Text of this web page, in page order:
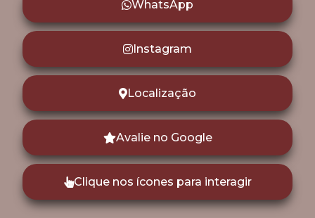
WhatsApp
Instagram
Localização
Avalie no Google
Clique nos ícones para interagir